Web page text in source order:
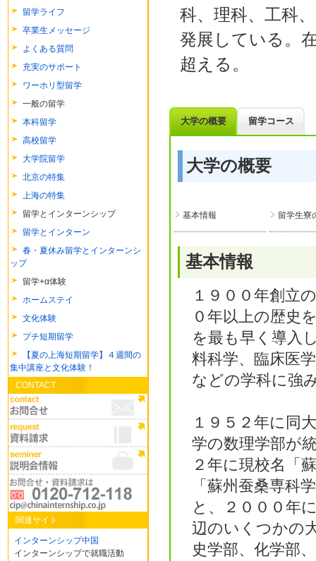
留学ライフ
卒業生メッセージ
よくある質問
充実のサポート
ワーホリ型留学
一般の留学
本科留学
高校留学
大学院留学
北京の特集
上海の特集
留学とインターンシップ
留学とインターン
春・夏休み留学とインターンシ
ップ
留学+α体験
ホームステイ
文化体験
プチ短期留学
【夏の上海短期留学】４週間の
集中講座と文化体験！
CONTACT
関連サイト
インターンシップ中国
インターンシップで就職活動
科、理科、工科
発展している。
超える。
大学の概要 留学コース
大学の概要
基本情報 留学生寮
基本情報
１９００年創立
０年以上の歴史
を最も早く導入
料科学、臨床医
などの学科に強
１９５２年に同
学の数理学部が
２年に現校名「
「蘇州蚕桑専科
と、２０００年
辺のいくつかの
史学部、化学部